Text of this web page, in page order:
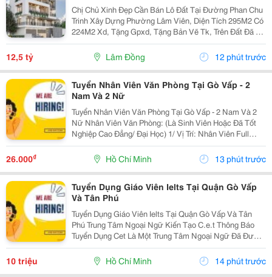
Chị Chủ Xinh Đẹp Cần Bán Lô Đất Tại Đường Phan Chu
Trinh Xây Dựng Phường Lâm Viên, Diện Tích 295M2 Có
224M2 Xd, Tặng Gpxd, Tặng Bản Vẽ Tk, Trên Đất Đã Ép
Cọc Giá 12.5Ty Liên Hệ 0917786186
12,5 tỷ Lâm Đồng 12 phút trước
Tuyển Nhân Viên Văn Phòng Tại Gò Vấp - 2
Nam Và 2 Nữ
Tuyển Nhân Viên Văn Phòng Tại Gò Vấp - 2 Nam Và 2
Nữ Nhân Viên Văn Phòng: (Là Sinh Viên Hoặc Đã Tốt
Nghiệp Cao Đẳng/ Đại Học) 1/ Vị Trí: Nhân Viên Full
Time (2 Nam 2 Nữ) Ca Làm: 13:00 Đến 21:00 (1 Tháng
Được Nghỉ Phép 1 Ngày, Và Hưởng Các Ngày...
26.000₫ Hồ Chí Minh 13 phút trước
Tuyển Dụng Giáo Viên Ielts Tại Quận Gò Vấp
Và Tân Phú
Tuyển Dụng Giáo Viên Ielts Tại Quận Gò Vấp Và Tân
Phú Trung Tâm Ngoại Ngữ Kiến Tạo C.e.t Thông Báo
Tuyển Dụng Cet Là Một Trung Tâm Ngoại Ngữ Đã Được
Thành Lập 16 Năm Chuyên Về Chương Trình Anh Văn
Học Thuật Ielts &Ndash; Toefl Ibt. Trung Tâm...
10 triệu Hồ Chí Minh 14 phút trước